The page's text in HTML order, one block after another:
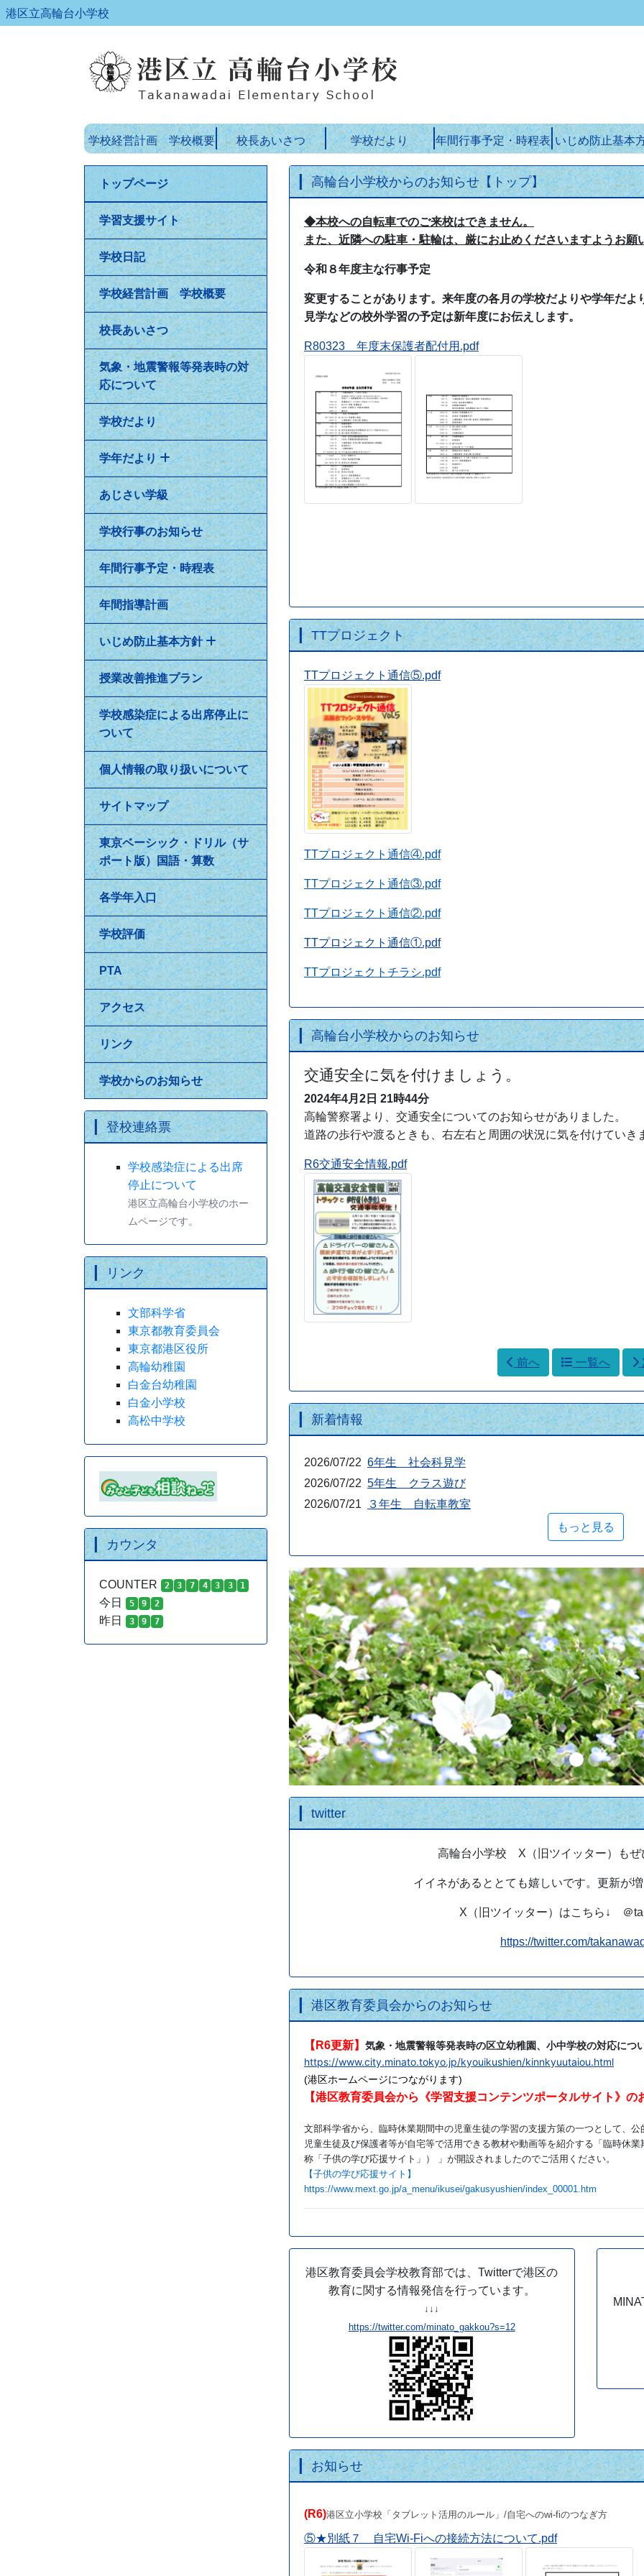
港区立高輪台小学校
学校経営計画 学校概要 校長あいさつ 学校だより 年間行事予定・時程表 いじめ防止基本
トップページ
学習支援サイト
学校日記
学校経営計画 学校概要
校長あいさつ
気象・地震警報等発表時の対
応について
学校だより
学年だより
あじさい学級
学校行事のお知らせ
年間行事予定・時程表
年間指導計画
いじめ防止基本方針
授業改善推進プラン
学校感染症による出席停止に
ついて
個人情報の取り扱いについて
サイトマップ
東京ベーシック・ドリル（サ
ポート版）国語・算数
各学年入口
学校評価
PTA
アクセス
リンク
学校からのお知らせ
登校連絡票
学校感染症による出席
停止について
港区立高輪台小学校のホー
ムページです。
リンク
文部科学省
東京都教育委員会
東京都港区役所
高輪幼稚園
白金台幼稚園
白金小学校
高松中学校
カウンタ
COUNTER 2 3 7 4 3 3 1
今日 5 9 2
昨日 3 9 7
高輪台小学校からのお知らせ【トップ】
◆本校への自転車でのご来校はできません。
また、近隣への駐車・駐輪は、厳にお止めくださいますようお願
令和８年度主な行事予定
変更することがあります。来年度の各月の学校だよりや学年だ
見学などの校外学習の予定は新年度にお伝えします。
R80323 年度末保護者配付用.pdf
TTプロジェクト
TTプロジェクト通信⑤.pdf
TTプロジェクト通信④.pdf
TTプロジェクト通信③.pdf
TTプロジェクト通信②.pdf
TTプロジェクト通信①.pdf
TTプロジェクトチラシ.pdf
高輪台小学校からのお知らせ
交通安全に気を付けましょう。
2024年4月2日 21時44分
高輪警察署より、交通安全についてのお知らせがありました。
道路の歩行や渡るときも、右左右と周囲の状況に気を付けていき
R6交通安全情報.pdf
前へ 一覧へ
新着情報
2026/07/22 6年生 社会科見学
2026/07/22 5年生 クラス遊び
2026/07/21
３年生 自転車教室
もっと見る
Previous
twitter
高輪台小学校 X（旧ツイッター）もぜ
イイネがあるととても嬉しいです。更新が
X（旧ツイッター）はこちら↓ ＠
https://twitter.com/
港区教育委員会からのお知らせ
【R6更新】 気象・地震警報等発表時の区立幼稚園、小中学校の対応につ
https://www.city.minato.tokyo.jp/kyouikushien/kinnkyuutaiou.html
(港区ホームページにつながります)
【港区教育委員会から《学習支援コンテンツポータルサイト》の
文部科学省から、臨時休業期間中の児童生徒の学習の支援方策の一つとして、
児童生徒及び保護者等が自宅等で活用できる教材や動画等を紹介する「臨時休
称「子供の学び応援サイト」） 」が開設されましたのでご活用ください。
【子供の学び応援サイト】
https://www.mext.go.jp/a_menu/ikusei/gakusyushien/index_00001.htm
港区教育委員会学校教育部では、Twitterで港区の
教育に関する情報発信を行っています。
↓↓↓
https://twitter.com/minato_gakkou?s=12
お知らせ
(R6)港区立小学校「タブレット活用のルール」/自宅へのwi-fiのつなぎ方
⑤★別紙７ 自宅Wi-Fiへの接続方法について.pdf